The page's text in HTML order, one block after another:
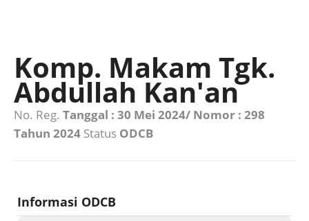
Komp. Makam Tgk.
Abdullah Kan'an
No. Reg. Tanggal : 30 Mei 2024/ Nomor : 298
Tahun 2024 Status ODCB
Informasi ODCB